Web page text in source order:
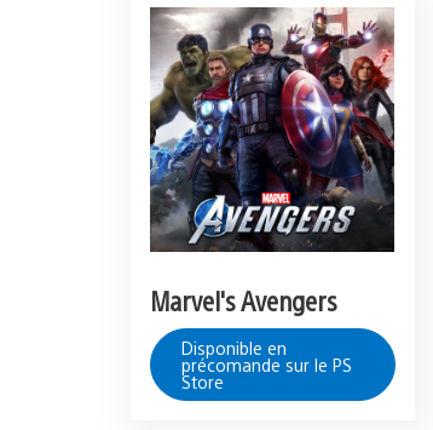
Marvel's Avengers
Disponible en
précomande sur le PS
Store